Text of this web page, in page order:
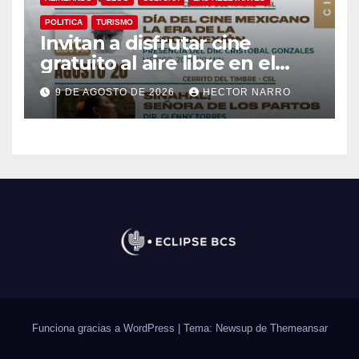
POLITICA TURISMO
Invitan a disfrutar cine
gratuito al aire libre en el
Cerrito del Timbre de Cabo
San Lucas
9 DE AGOSTO DE 2026 HECTOR NARRO
Funciona gracias a WordPress Tema: Newsup de Themeansar